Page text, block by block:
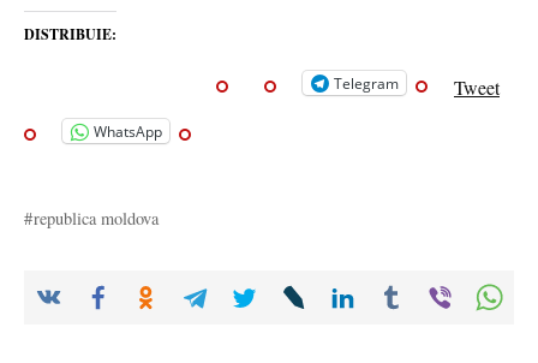
DISTRIBUIE:
Telegram Tweet
WhatsApp
republica moldova